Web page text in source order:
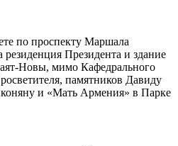
по проспекту Маршала
резиденция Президента и здание
Новы, мимо Кафедрального
памятников Давиду
и «Мать Армения» в Парке